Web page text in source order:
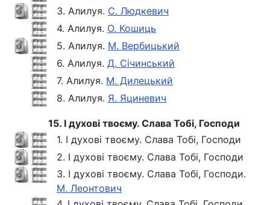
3. Алилуя. С. Людкевич
4. Алилуя. О. Кошиць
5. Алилуя. М. Вербицький
6. Алилуя. Д. Січинський
7. Алилуя. М. Дилецький
8. Алилуя. Я. Яциневич
15. І духові твоєму. Слава Тобі, Господи
1. І духові твоєму. Слава Тобі, Господи
2. І духові твоєму. Слава Тобі, Господи
3. І духові твоєму. Слава Тобі, Господи.
М. Леонтович